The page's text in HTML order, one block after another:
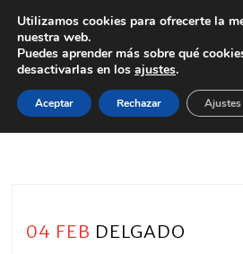
04 FEB DELGADO
Utilizamos cookies para ofrecerte la
nuestra web.
Puedes aprender más sobre qué
desactivarlas en los ajustes.
Aceptar Rechazar Ajustes